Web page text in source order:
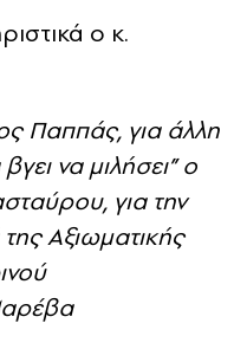
ο κ.
Παππάς, για άλλη
να μιλήσει” ο
για την
Αξιωματικής